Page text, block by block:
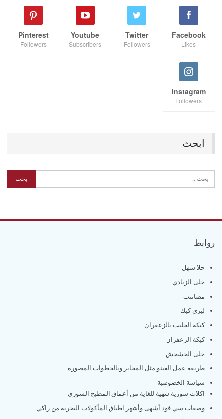
Facebook
Likes
Twitter
Followers
Youtube
Subscribers
Pinterest
Followers
Instagram
Followers
ابحث
روابط
حلا سهل
حلى الزبادي
مصابيب
ليزي كيك
كيكة الحليب بالزعفران
كيكة الزعفران
حلى الخشخش
طريقة عمل الفينو مثل المخابز وبالخطوات المصورة
سياسة الخصوصية
اكلات سورية شهية للغاية من أعماق المطبخ السوري
وصفات سي فود أشهى وأشهر اطباق المأكولات البحرية من زاكي